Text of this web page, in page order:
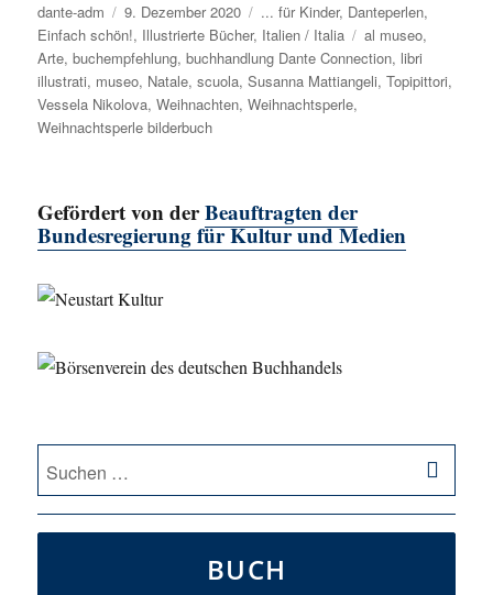
Autor
dante-adm
Veröffentlicht
am
9. Dezember 2020 Kategorien
... für Kinder, Danteperlen,
Einfach schön!, Illustrierte Bücher, Italien / Italia Schlagwörter
al museo,
Arte,buchempfehlung,buchhandlung Dante Connection, libri
illustrati, museo, Natale,scuola,Susanna Mattiangeli,Topipittori,
Vessela Nikolova,Weihnachten,Weihnachtsperle,
Weihnachtsperle bilderbuch
Gefördert von derBeauftragten der
Bundesregierung für Kultur und Medien
Suche
nach:
BUCH